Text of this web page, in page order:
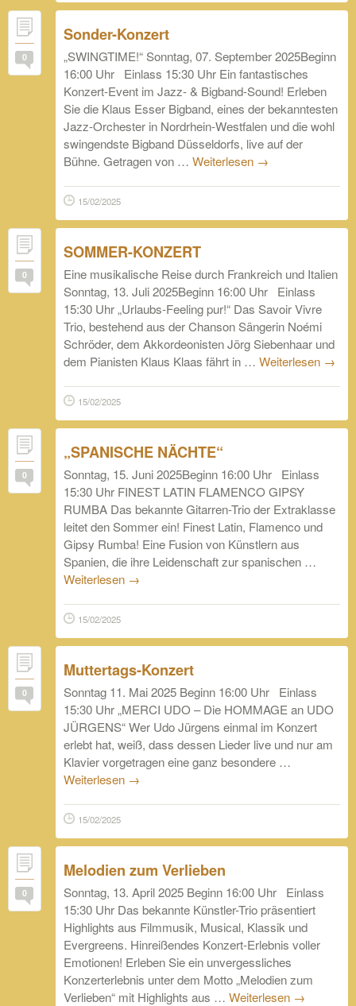
0
Sonder-Konzert
„SWINGTIME!“ Sonntag, 07. September 2025Beginn
16:00 Uhr Einlass 15:30 Uhr Ein fantastisches
Konzert-Event im Jazz- & Bigband-Sound! Erleben
Sie die Klaus Esser Bigband, eines der bekanntesten
Jazz-Orchester in Nordrhein-Westfalen und die wohl
swingendste Bigband Düsseldorfs, live auf der
Bühne. Getragen von … Weiterlesen →
15/02/2025
0
SOMMER-KONZERT
Eine musikalische Reise durch Frankreich und Italien
Sonntag, 13. Juli 2025Beginn 16:00 Uhr Einlass
15:30 Uhr „Urlaubs-Feeling pur!“ Das Savoir Vivre
Trio, bestehend aus der Chanson Sängerin Noémi
Schröder, dem Akkordeonisten Jörg Siebenhaar und
dem Pianisten Klaus Klaas fährt in … Weiterlesen →
15/02/2025
0
„SPANISCHE NÄCHTE“
Sonntag, 15. Juni 2025Beginn 16:00 Uhr Einlass
15:30 Uhr FINEST LATIN FLAMENCO GIPSY
RUMBA Das bekannte Gitarren-Trio der Extraklasse
leitet den Sommer ein! Finest Latin, Flamenco und
Gipsy Rumba! Eine Fusion von Künstlern aus
Spanien, die ihre Leidenschaft zur spanischen …
Weiterlesen →
15/02/2025
0
Muttertags-Konzert
Sonntag 11. Mai 2025 Beginn 16:00 Uhr Einlass
15:30 Uhr „MERCI UDO – Die HOMMAGE an UDO
JÜRGENS“ Wer Udo Jürgens einmal im Konzert
erlebt hat, weiß, dass dessen Lieder live und nur am
Klavier vorgetragen eine ganz besondere …
Weiterlesen →
15/02/2025
0
Melodien zum Verlieben
Sonntag, 13. April 2025 Beginn 16:00 Uhr Einlass
15:30 Uhr Das bekannte Künstler-Trio präsentiert
Highlights aus Filmmusik, Musical, Klassik und
Evergreens. Hinreißendes Konzert-Erlebnis voller
Emotionen! Erleben Sie ein unvergessliches
Konzerterlebnis unter dem Motto „Melodien zum
Verlieben“ mit Highlights aus … Weiterlesen →